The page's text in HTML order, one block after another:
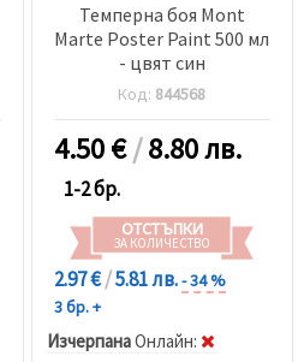
Темперна боя Mont
Marte Poster Paint 500 мл
- цвят син
Код: 844568
4.50€/8.80 лв.
1-2 бр.
ОТСТЪПКИ
ЗА КОЛИЧЕСТВО
2.97 €/5.81 лв.- 34 %
3 бр. +
ИзчерпанаOнлайн: